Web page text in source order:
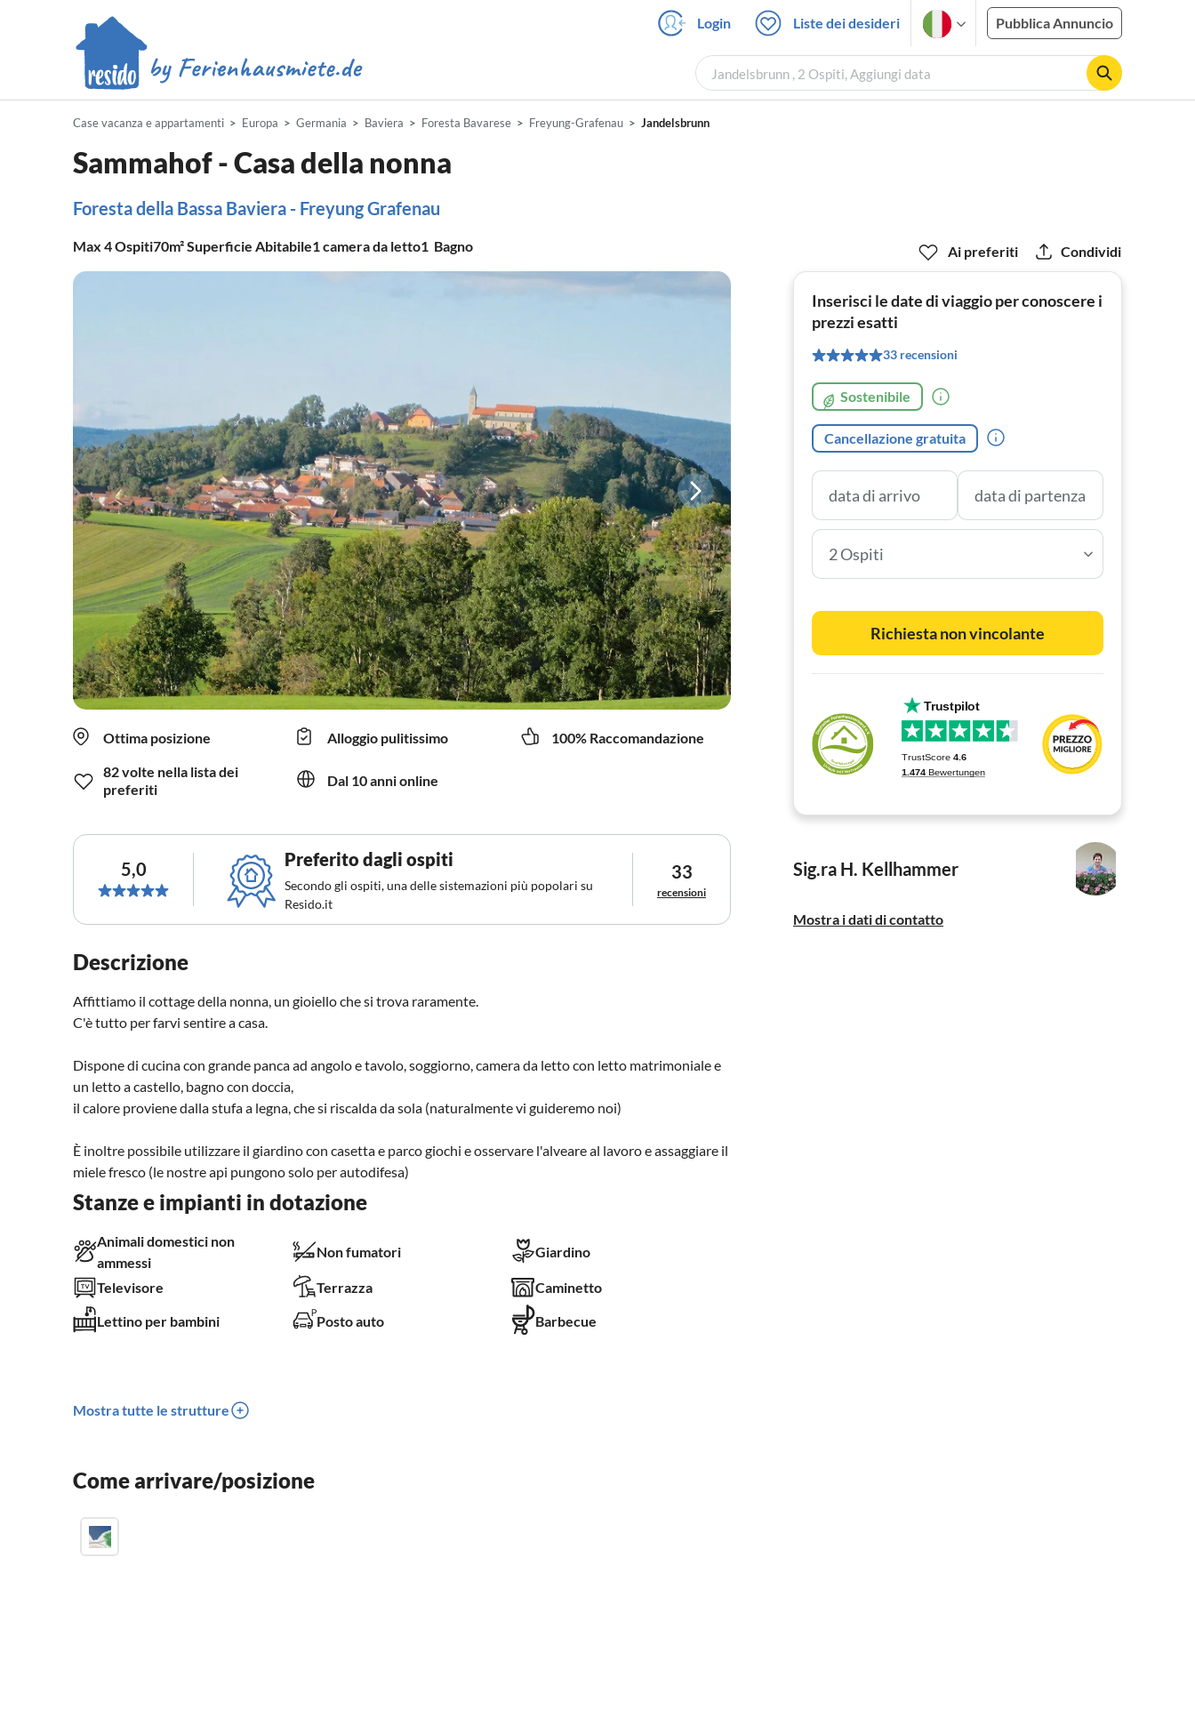
Login Liste dei desideri Pubblica Annuncio
Jandelsbrunn , 2 Ospiti, Aggiungi data
Case vacanza e appartamenti Europa Germania Baviera Foresta Bavarese Freyung-Grafenau Jandelsbrunn
Sammahof - Casa della nonna
Foresta della Bassa Baviera - Freyung Grafenau
Max 4Ospiti70m²Superficie Abitabile1camera da letto1 Bagno
Ottima posizione Alloggio pulitissimo
100% Raccomandazione
82 volte nella lista dei
preferiti
Dal 10 anni online
5,0 Preferito dagli ospiti
Secondo gli ospiti, una delle sistemazioni più popolari su
Resido.it
33
recensioni
Descrizione
Affittiamo il cottage della nonna, un gioiello che si trova raramente.
C'è tutto per farvi sentire a casa.
Dispone di cucina con grande panca ad angolo e tavolo, soggiorno, camera da letto con letto matrimoniale e
un letto a castello, bagno con doccia,
il calore proviene dalla stufa a legna, che si riscalda da sola (naturalmente vi guideremo noi)
È inoltre possibile utilizzare il giardino con casetta e parco giochi e osservare l'alveare al lavoro e assaggiare il
miele fresco (le nostre api pungono solo per autodifesa)
Stanze e impianti in dotazione
Animali domestici non
ammessi
Non fumatori Giardino
Televisore Terrazza
Caminetto
Lettino per bambini
Posto auto Barbecue
Mostra tutte le strutture
Come arrivare/posizione
Ai preferiti Condividi
Inserisci le date di viaggio per conoscere i
prezzi esatti
33 recensioni
Sostenibile
Cancellazione gratuita
2 Ospiti
Richiesta non vincolante
Sig.ra H. Kellhammer
Mostra i dati di contatto